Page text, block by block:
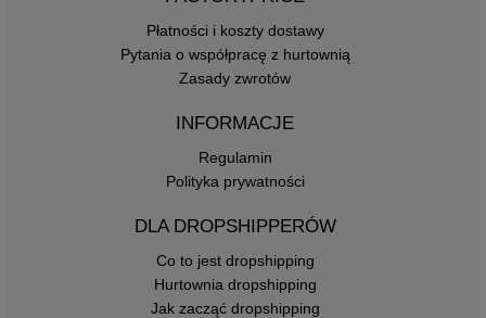
Płatności i koszty dostawy
Pytania o współpracę z hurtownią
Zasady zwrotów
INFORMACJE
Regulamin
Polityka prywatności
DLA DROPSHIPPERÓW
Co to jest dropshipping
Hurtownia dropshipping
Jak zacząć dropshipping